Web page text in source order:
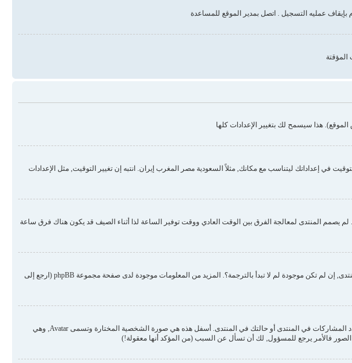
عمليه التسجيل . اتصل بمدير الموقع للمساعدة
هذا سيسمح لك بتغيير الإعدادات كلها
في إعداداتك ليتناسب مع مكانك, مثلاً السعودية مصر المغرب إيران. انتبه إن تغيير التوقيت, مثل الإعدادات
يصمم المنتدى لمعالجة الفرق بين الوقت العادي ووقت توفير الساعة لذا أثناء الصيف قد يكون هناك فرق ساعة
هناك احتمال أن المسؤول لم يضع لغتك من ضمن اللغات المنصبة أو لم يقم أحد بترجمة المنتدى للغتك. حاول الطلب من المسؤول أن ينصب لغتك في المنتدى, إن لم تكن موجودة لم لا تبدأ بالترجمة؟. المزيد من المعلومات موجودة لدى صفحة مجموعة phpBB (ارجع إلى
قد تكون هناك صورتان أسفل اسم المستخدم في المواضيع والردود. الأولى هي درجة المستخدم أو الرتبة, عادة ما تكون على شكل نجوم أو نقاط وتمثل عدد المشاركات في المنتدى أو حالتك في المنتدى. أسفل هذه هي صورة الشخصية المختارة وتسمى Avatar, وهي
فالأمر يرجع للمسؤول, لك أن تسأل عن السبب (من المؤكد أنها معقولة!)